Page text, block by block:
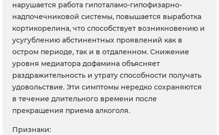
нарушается работа гипоталамо-гипофизарно-
надпочечниковой системы, повышается выработка
кортикорелина, что способствует возникновению и
усугублению абстинентных проявлений как в
остром периоде, так и в отдаленном. Снижение
уровня медиатора дофамина объясняет
раздражительность и утрату способности получать
удовольствие. Эти симптомы нередко сохраняются
в течение длительного времени после
прекращения приема алкоголя.
Признаки: